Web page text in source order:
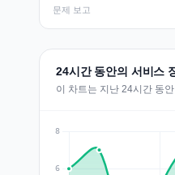
문제 보고
24시간 동안의 서비스
이 차트는 지난 24시간 동